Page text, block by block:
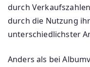
durch
durch die Nutzung
unterschiedlichster
Anders als bei